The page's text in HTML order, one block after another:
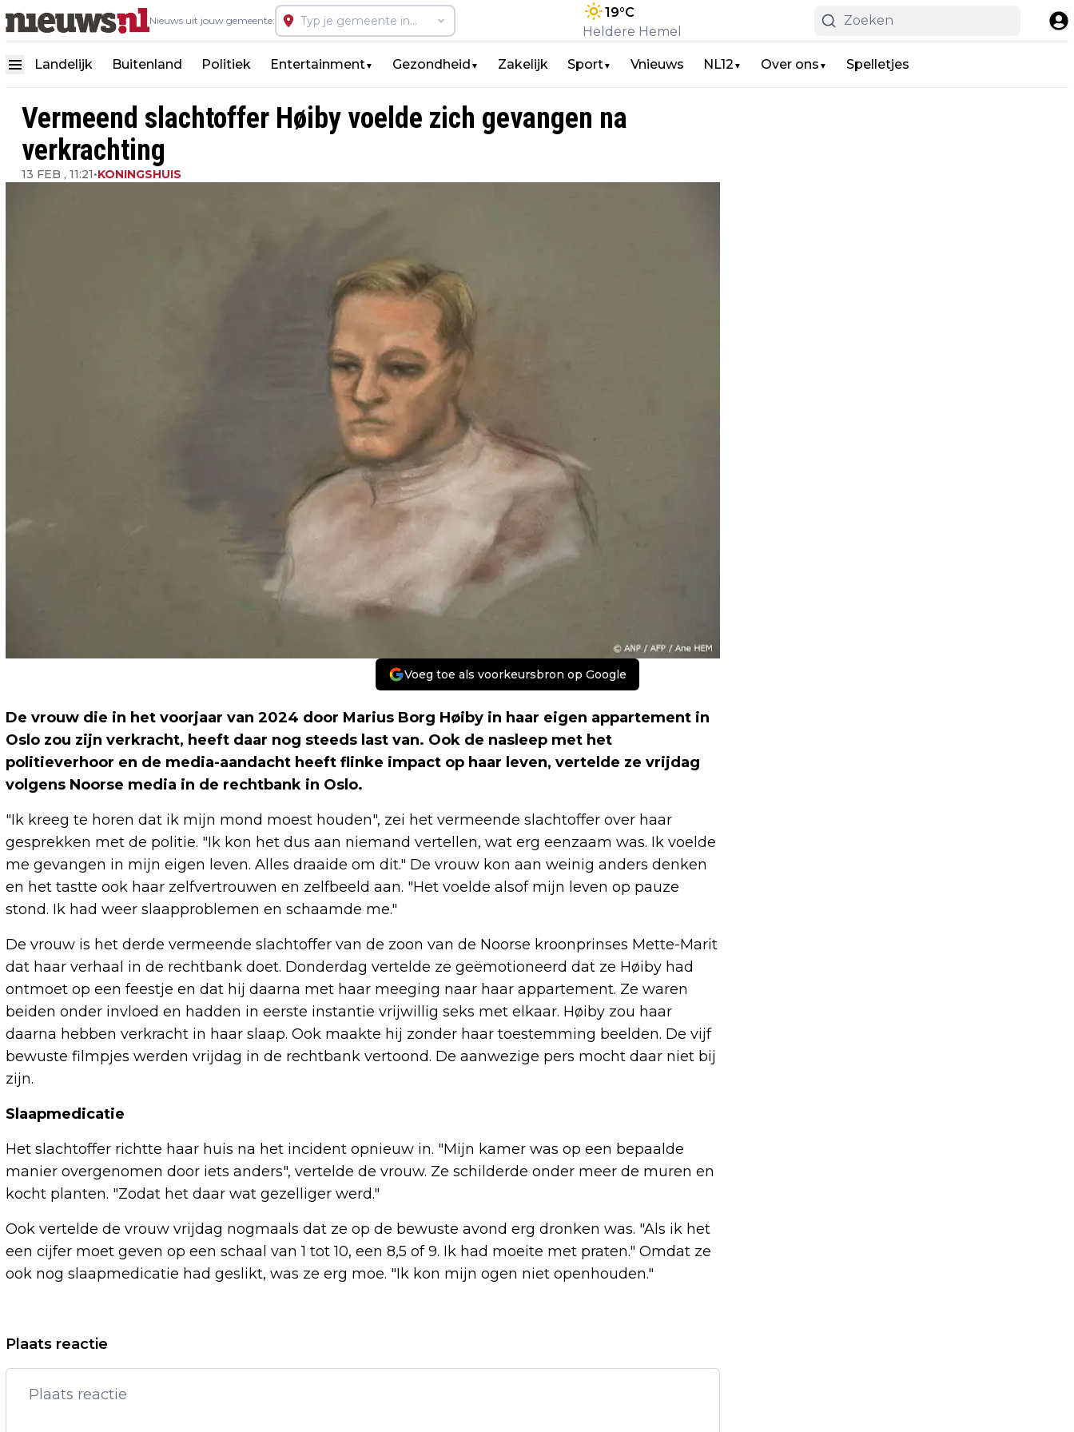
Nieuws uit jouw gemeente:
19°C
Heldere Hemel
Landelijk Buitenland Politiek Entertainment▼ Gezondheid ▼ Zakelijk Sport▼ Vnieuws NL12 ▼ Over ons ▼ Spelletjes
Vermeend slachtoffer Høiby voelde zich gevangen na
verkrachting
13 FEB , 11:21•KONINGSHUIS
Voeg toe als voorkeursbron op Google
De vrouw die in het voorjaar van 2024 door Marius Borg Høiby in haar eigen appartement in
Oslo zou zijn verkracht, heeft daar nog steeds last van. Ook de nasleep met het
politieverhoor en de media-aandacht heeft flinke impact op haar leven, vertelde ze vrijdag
volgens Noorse media in de rechtbank in Oslo.
"Ik kreeg te horen dat ik mijn mond moest houden", zei het vermeende slachtoffer over haar
gesprekken met de politie. "Ik kon het dus aan niemand vertellen, wat erg eenzaam was. Ik voelde
me gevangen in mijn eigen leven. Alles draaide om dit." De vrouw kon aan weinig anders denken
en het tastte ook haar zelfvertrouwen en zelfbeeld aan. "Het voelde alsof mijn leven op pauze
stond. Ik had weer slaapproblemen en schaamde me."
De vrouw is het derde vermeende slachtoffer van de zoon van de Noorse kroonprinses Mette-Marit
dat haar verhaal in de rechtbank doet. Donderdag vertelde ze geëmotioneerd dat ze Høiby had
ontmoet op een feestje en dat hij daarna met haar meeging naar haar appartement. Ze waren
beiden onder invloed en hadden in eerste instantie vrijwillig seks met elkaar. Høiby zou haar
daarna hebben verkracht in haar slaap. Ook maakte hij zonder haar toestemming beelden. De vijf
bewuste filmpjes werden vrijdag in de rechtbank vertoond. De aanwezige pers mocht daar niet bij
zijn.
Slaapmedicatie
Het slachtoffer richtte haar huis na het incident opnieuw in. "Mijn kamer was op een bepaalde
manier overgenomen door iets anders", vertelde de vrouw. Ze schilderde onder meer de muren en
kocht planten. "Zodat het daar wat gezelliger werd."
Ook vertelde de vrouw vrijdag nogmaals dat ze op de bewuste avond erg dronken was. "Als ik het
een cijfer moet geven op een schaal van 1 tot 10, een 8,5 of 9. Ik had moeite met praten." Omdat ze
ook nog slaapmedicatie had geslikt, was ze erg moe. "Ik kon mijn ogen niet openhouden."
Vorig artikel
TARIEF GEBRUIK STROOMNET STRAKS
AFHANKELIJK VAN MOMENT VAN DE
VVD-MINISTERS: GOED DAT VOLGENDE
Plaats reactie